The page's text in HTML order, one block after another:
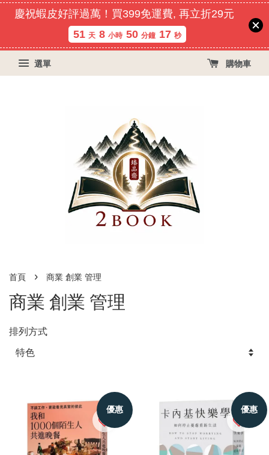
慶祝蝦皮好評過萬！買399免運費, 再立折29元
51 天 8 小時 50 分鐘 15 秒
選單 購物車
首頁 › 商業 創業 管理
商業 創業 管理
排列方式
優惠 優惠